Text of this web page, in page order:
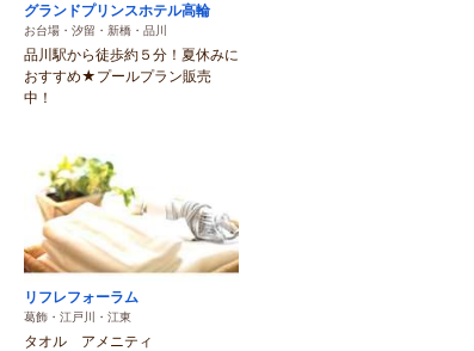
グランドプリンスホテル高輪
お台場・汐留・新橋・品川
品川駅から徒歩約５分！夏休みに
おすすめ★プールプラン販売
中！
リフレフォーラム
葛飾・江戸川・江東
タオル アメニティ